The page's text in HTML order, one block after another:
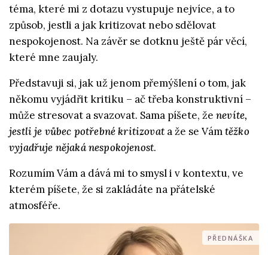
téma, které mi z dotazu vystupuje nejvíce, a to
způsob, jestli a jak kritizovat nebo sdělovat
nespokojenost. Na závěr se dotknu ještě pár věcí,
které mne zaujaly.
Představuji si, jak už jenom přemýšlení o tom, jak
někomu vyjádřit kritiku – ač třeba konstruktivní –
může stresovat a svazovat. Sama píšete, že nevíte,
jestli je vůbec potřebné kritizovata že se Vámtěžko
vyjadřuje nějaká nespokojenost.
Rozumím Vám a dává mi to smysl i v kontextu, ve
kterém píšete, že si zakládáte na přátelské
atmosféře.
PŘEDNÁŠKA